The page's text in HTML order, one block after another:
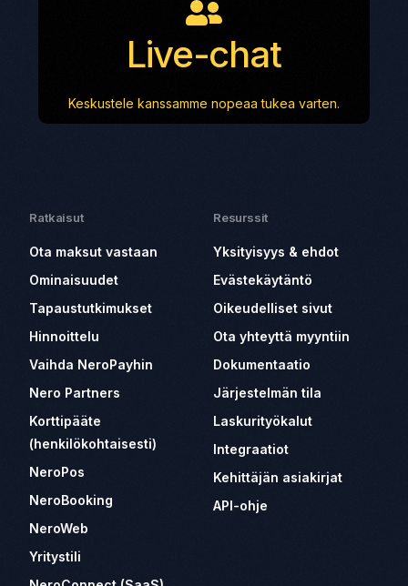
Live-chat
Keskustele kanssamme nopeaa tukea varten.
Ratkaisut
Ota maksut vastaan
Ominaisuudet
Tapaustutkimukset
Hinnoittelu
Vaihda NeroPayhin
Nero Partners
Korttipääte
(henkilökohtaisesti)
NeroPos
NeroBooking
NeroWeb
Yritystili
Resurssit
Yksityisyys & ehdot
Evästekäytäntö
Oikeudelliset sivut
Ota yhteyttä myyntiin
Dokumentaatio
Järjestelmän tila
Laskurityökalut
Integraatiot
Kehittäjän asiakirjat
API-ohje